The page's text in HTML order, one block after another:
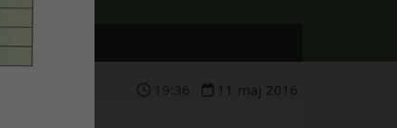
19 36 11 maj 2016